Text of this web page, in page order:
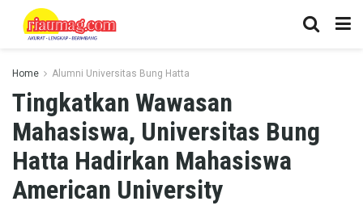
Home Alumni Universitas Bung Hatta
Tingkatkan Wawasan
Mahasiswa, Universitas Bung
Hatta Hadirkan Mahasiswa
American University